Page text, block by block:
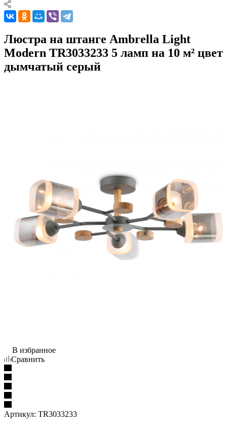
Люстра на штанге Ambrella Light
Modern TR3033233 5 ламп на 10 м² цвет
дымчатый серый
В избранное
Сравнить
Артикул: TR3033233